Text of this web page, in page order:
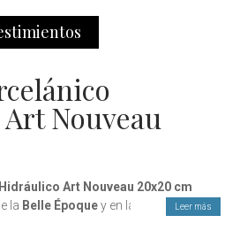
Nouveau
Art Nouveau 20x20 cm
la Belle Époquey en las formas
a cualquier espacio.
Leer más